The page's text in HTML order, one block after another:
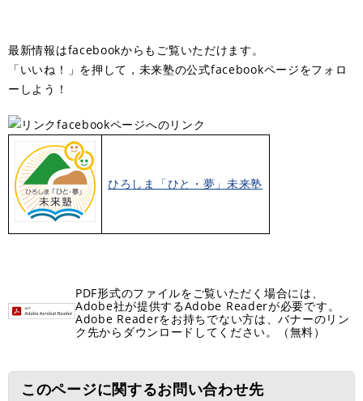
最新情報はfacebookからもご覧いただけます。
「いいね！」を押して，未来塾の公式facebookページをフォロ
ーしよう！
facebookページへのリンク
ひろしま「ひと・夢」未来塾
PDF形式のファイルをご覧いただく場合には、
Adobe社が提供するAdobe Readerが必要です。
Adobe Readerをお持ちでない方は、バナーのリン
ク先からダウンロードしてください。（無料）
このページに関するお問い合わせ先